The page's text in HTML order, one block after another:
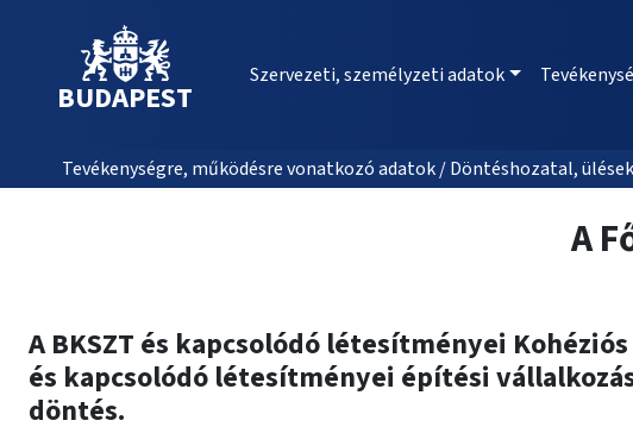
BUDAPEST
Szervezeti, személyzeti adatok
Tevékenységre, működésre vonatkozó adatok / Döntéshozatal,
A
A BKSZT és kapcsolódó létesítményei
és kapcsolódó létesítményei építési
döntés.